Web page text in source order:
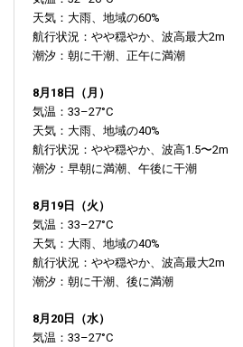
天気：大雨、地域の60%
航行状況：やや穏やか、波高最大2m
潮汐：朝に干潮、正午に満潮
8月18日（月）
気温：33–27°C
天気：大雨、地域の40%
航行状況：やや穏やか、波高1.5〜2m
潮汐：早朝に満潮、午後に干潮
8月19日（火）
気温：33–27°C
天気：大雨、地域の40%
航行状況：やや穏やか、波高最大2m
潮汐：朝に干潮、後に満潮
8月20日（水）
気温：33–27°C